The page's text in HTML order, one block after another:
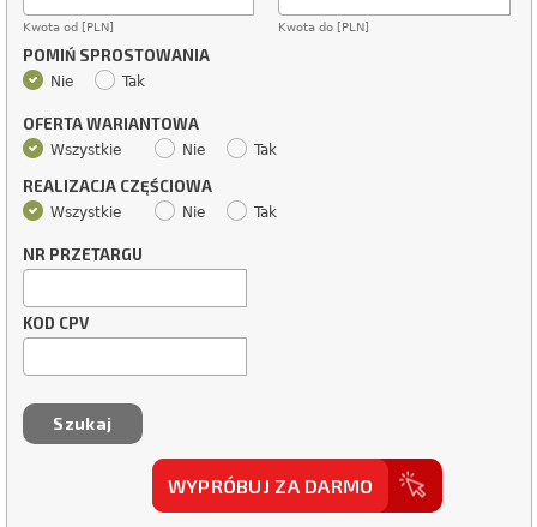
Kwota od [PLN] Kwota do [PLN]
POMIŃ SPROSTOWANIA
Nie Tak
OFERTA WARIANTOWA
Wszystkie Nie Tak
REALIZACJA CZĘŚCIOWA
Wszystkie Nie Tak
NR PRZETARGU
KOD CPV
WYPRÓBUJ ZA DARMO